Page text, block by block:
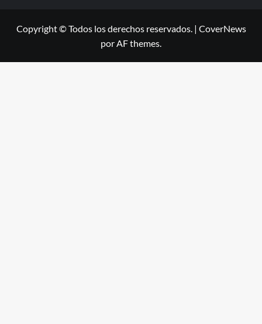
Copyright © Todos los derechos reservados. | CoverNews
por AF themes.